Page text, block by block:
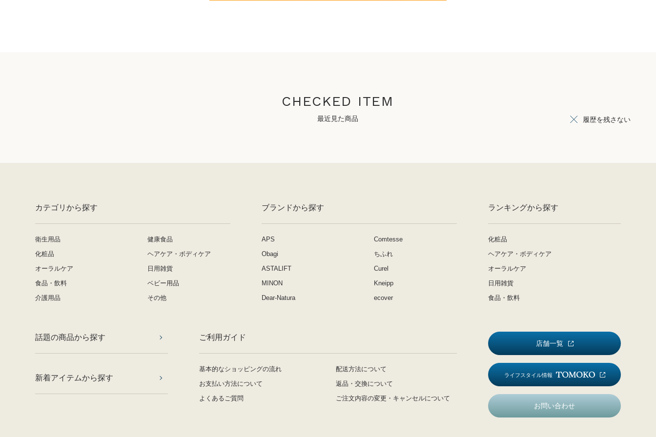
CHECKED ITEM
最近見た商品 履歴を残さない
カテゴリから探す
衛生用品
健康食品
化粧品
ヘアケア・ボディケア
オーラルケア
日用雑貨
食品・飲料
ベビー用品
介護用品
その他
ブランドから探す
APS
Comtesse
Obagi
ちふれ
ASTALIFT
Curel
MINON
Kneipp
Dear-Natura
ecover
ランキングから探す
化粧品
ヘアケア・ボディケア
オーラルケア
日用雑貨
食品・飲料
話題の商品から探す
新着アイテムから探す
ご利用ガイド
基本的なショッピングの流れ
配送方法について
お支払い方法について
返品・交換について
よくあるご質問
ご注文内容の変更・キャンセルについて
店舗一覧
ライフスタイル情報
お問い合わせ